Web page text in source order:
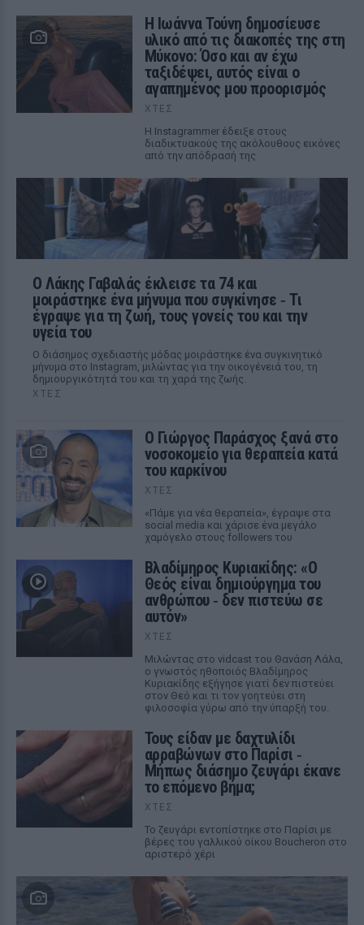
Η Ιωάννα Τούνη δημοσίευσε
υλικό από τις διακοπές της στη
Μύκονο: Όσο και αν έχω
ταξιδέψει, αυτός είναι ο
αγαπημένος μου προορισμός
ΧΤΕΣ
Η Instagrammer έδειξε στους
διαδικτυακούς της ακόλουθους εικόνες
από την απόδρασή της
Ο Λάκης Γαβαλάς έκλεισε τα 74 και
μοιράστηκε ένα μήνυμα που συγκίνησε ‑ Τι
έγραψε για τη ζωή, τους γονείς του και την
υγεία του
Ο διάσημος σχεδιαστής μόδας μοιράστηκε ένα συγκινητικό
μήνυμα στο Instagram, μιλώντας για την οικογένειά του, τη
δημιουργικότητά του και τη χαρά της ζωής.
ΧΤΕΣ
O Γιώργος Παράσχος ξανά στο
νοσοκομείο για θεραπεία κατά
του καρκίνου
ΧΤΕΣ
«Πάμε για νέα θεραπεία», έγραψε στα
social media και χάρισε ένα μεγάλο
χαμόγελο στους followers του
Βλαδίμηρος Κυριακίδης: «Ο
Θεός είναι δημιούργημα του
ανθρώπου ‑ δεν πιστεύω σε
αυτόν»
ΧΤΕΣ
Μιλώντας στο vidcast του Θανάση Λάλα,
ο γνωστός ηθοποιός Βλαδίμηρος
Κυριακίδης εξήγησε γιατί δεν πιστεύει
στον Θεό και τι τον γοητεύει στη
φιλοσοφία γύρω από την ύπαρξή του.
Τους είδαν με δαχτυλίδι
αρραβώνων στο Παρίσι ‑
Μήπως διάσημο ζευγάρι έκανε
το επόμενο βήμα;
ΧΤΕΣ
Το ζευγάρι εντοπίστηκε στο Παρίσι με
βέρες του γαλλικού οίκου Boucheron στο
αριστερό χέρι